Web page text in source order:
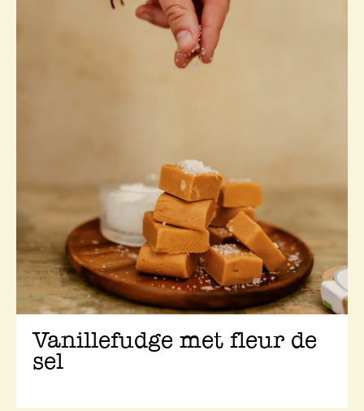
Vanillefudge met fleur de
sel